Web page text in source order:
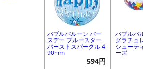
バブルバルーン バー
スデー ブルースター
バーストスパークル 4
90mm
594円
バブルバ
グラチュ
シューテ
ーズ